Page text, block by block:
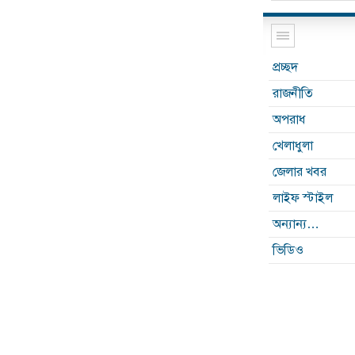
প্রচ্ছদ
রাজনীতি
অপরাধ
খেলাধুলা
জেলার খবর
লাইফ স্টাইল
অন্যান্য…
ভিডিও